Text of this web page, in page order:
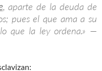
, aparte de la deuda de
pues el que ama a su
que la ley ordena.» —